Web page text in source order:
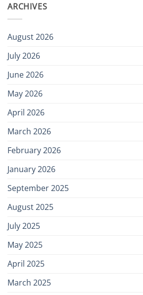
ARCHIVES
August 2026
July 2026
June 2026
May 2026
April 2026
March 2026
February 2026
January 2026
September 2025
August 2025
July 2025
May 2025
April 2025
March 2025